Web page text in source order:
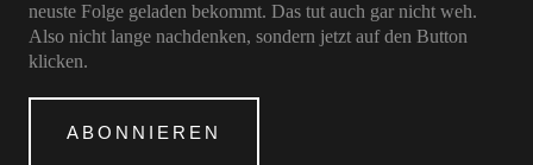
neuste Folge geladen bekommt. Das tut auch gar nicht weh.
Also nicht lange nachdenken, sondern jetzt auf den Button
klicken.
ABONNIEREN